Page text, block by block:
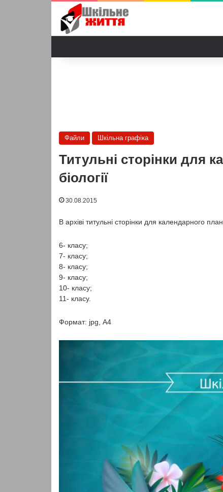
Файли Шкільна графіка
Титульні сторінки для
біології
30.08.2015
В архіві титульні сторінки для календарного
6- класу;
7- класу;
8- класу;
9- класу;
10- класу;
11- класу.
Формат: jpg, А4